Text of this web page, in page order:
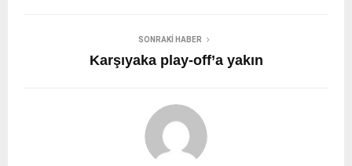
SONRAKI HABER
Karşıyaka play-off’a yakın